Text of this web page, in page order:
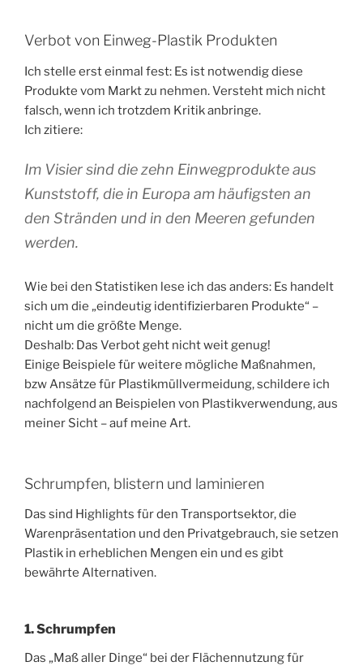
Verbot von Einweg-Plastik Produkten
Ich stelle erst einmal fest: Es ist notwendig diese
Produkte vom Markt zu nehmen. Versteht mich nicht
falsch, wenn ich trotzdem Kritik anbringe.
Ich zitiere:
Im Visier sind die zehn Einwegprodukte aus
Kunststoff, die in Europa am häufigsten an
den Stränden und in den Meeren gefunden
werden.
Wie bei den Statistiken lese ich das anders: Es handelt
sich um die „eindeutig identifizierbaren Produkte“ –
nicht um die größte Menge.
Deshalb: Das Verbot geht nicht weit genug!
Einige Beispiele für weitere mögliche Maßnahmen,
bzw Ansätze für Plastikmüllvermeidung, schildere ich
nachfolgend an Beispielen von Plastikverwendung, aus
meiner Sicht – auf meine Art.
Schrumpfen, blistern und laminieren
Das sind Highlights für den Transportsektor, die
Warenpräsentation und den Privatgebrauch, sie setzen
Plastik in erheblichen Mengen ein und es gibt
bewährte Alternativen.
1. Schrumpfen
Das „Maß aller Dinge“ bei der Flächennutzung für